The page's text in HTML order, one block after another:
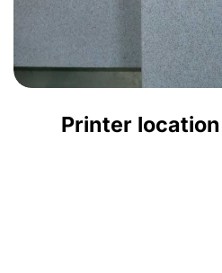
Printer